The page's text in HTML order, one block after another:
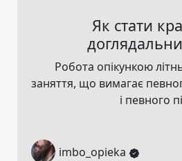
Як стати
Робота опікункою
заняття, що вимагає
і певного
imbo_opieka